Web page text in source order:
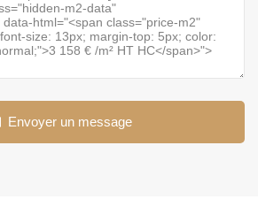
Envoyer un message